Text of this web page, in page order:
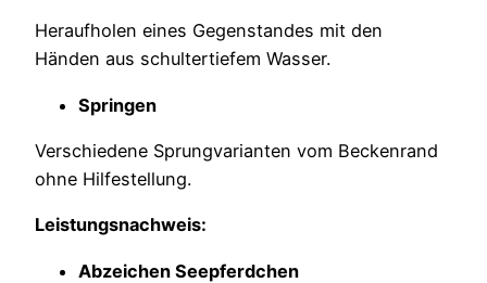
Heraufholen eines Gegenstandes mit den
Händen aus schultertiefem Wasser.
Springen
Verschiedene Sprungvarianten vom Beckenrand
ohne Hilfestellung.
Leistungsnachweis:
Abzeichen Seepferdchen